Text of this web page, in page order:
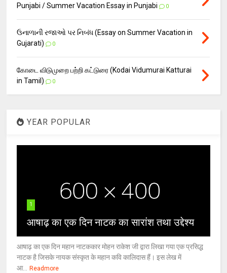
Punjabi / Summer Vacation Essay in Punjabi
0
ઉનાળાની રજાઓ પર નિબંધ (Essay on Summer Vacation in
Gujarati)
0
கோடை விடுமுறை பற்றி கட்டுரை (Kodai Vidumurai Katturai
in Tamil)
0
YEAR POPULAR
1
आषाढ़ का एक दिन नाटक का सारांश तथा उद्देश्य
आषाढ़ का एक दिन महान नाटककार मोहन राकेश जी द्वारा लिखा गया एक प्रसिद्ध
नाटक है जिसके नायक संस्कृत के महान कवि कालिदास हैं। इस लेख में
आ... Readmore